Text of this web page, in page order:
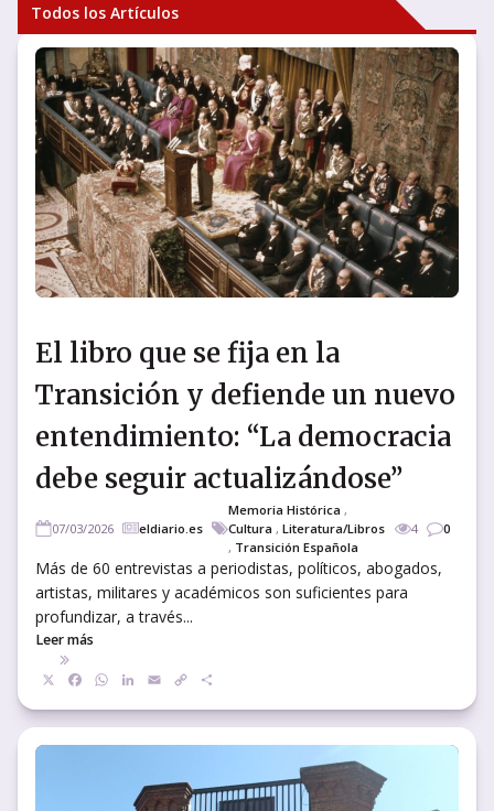
Todos los Artículos
El libro que se fija en la
Transición y defiende un nuevo
entendimiento: “La democracia
debe seguir actualizándose”
07/03/2026 eldiario.es
Memoria Histórica ,
Cultura , Literatura/Libros
, Transición Española
4 0
Más de 60 entrevistas a periodistas, políticos, abogados,
artistas, militares y académicos son suficientes para
profundizar, a través...
Leer más
Facebook
WhatsApp
LinkedIn
EmailCopy